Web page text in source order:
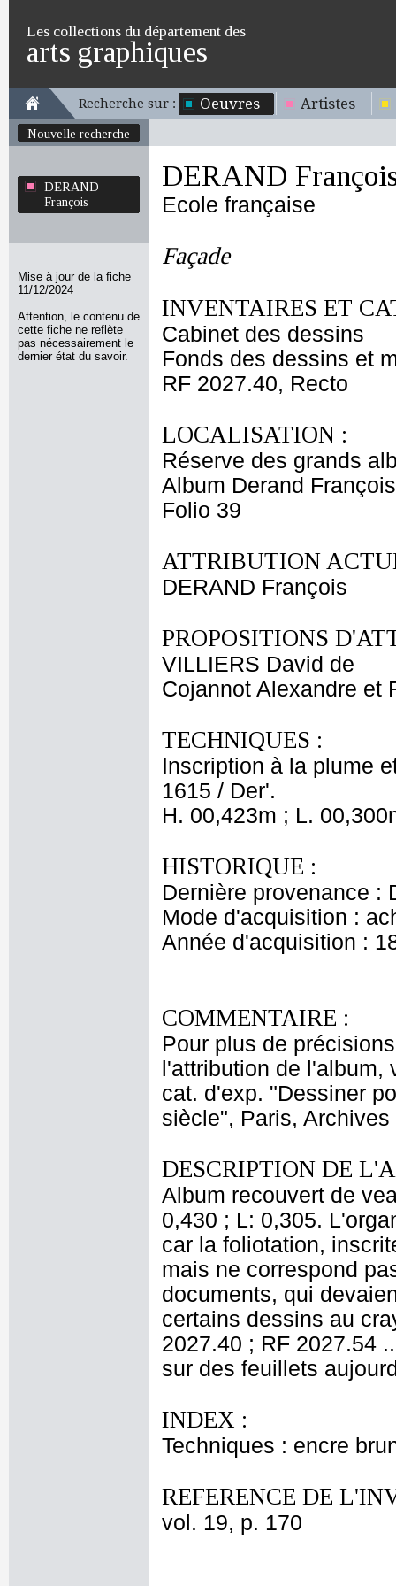
Les collections du département des
arts graphiques
Recherche sur : Oeuvres Artistes
Nouvelle recherche
DERAND
François
Mise à jour de la fiche
11/12/2024
Attention, le contenu de
cette fiche ne reflète
pas nécessairement le
dernier état du savoir.
DERAND
Ecole française
Façade
INVENTAIRES ET
Cabinet des dessins
Fonds des dessins et
RF 2027.40, Recto
LOCALISATION :
Réserve des grands
Album Derand François
Folio 39
ATTRIBUTION
DERAND François
PROPOSITIONS
VILLIERS David de
Cojannot Alexandre et
TECHNIQUES :
Inscription à la plume
1615 / Der'.
H. 00,423m ; L.
HISTORIQUE :
Dernière provenance :
Mode d'acquisition :
Année d'acquisition :
COMMENTAIRE :
Pour plus de
l'attribution de
cat. d'exp. "Dessiner
siècle", Paris,
DESCRIPTION DE
Album recouvert de
0,430 ; L: 0,305.
car la foliotation,
mais ne correspond
documents, qui
certains dessins au
2027.40 ; RF 2027.54
sur des feuillets
INDEX :
Techniques : encre
REFERENCE DE
vol. 19, p. 170